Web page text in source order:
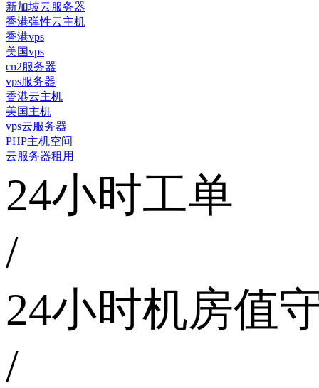
新加坡云服务器
香港弹性云主机
香港vps
美国vps
cn2服务器
vps服务器
香港云主机
美国主机
vps云服务器
PHP主机空间
云服务器租用
24小时工单
/
24小时机房值
/